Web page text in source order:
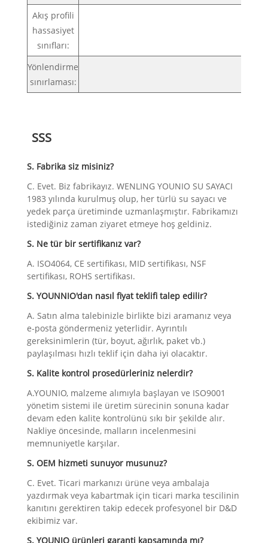
Akış profili
hassasiyet
sınıfları:
Yönlendirme
sınırlaması:
SSS
S. Fabrika siz misiniz?
C. Evet. Biz fabrikayız. WENLING YOUNIO SU SAYACI
1983 yılında kurulmuş olup, her türlü su sayacı ve
yedek parça üretiminde uzmanlaşmıştır. Fabrikamızı
istediğiniz zaman ziyaret etmeye hoş geldiniz.
S. Ne tür bir sertifikanız var?
A. ISO4064, CE sertifikası, MID sertifikası, NSF
sertifikası, ROHS sertifikası.
S. YOUNNIO'dan nasıl fiyat teklifi talep edilir?
A. Satın alma talebinizle birlikte bizi aramanız veya
e-posta göndermeniz yeterlidir. Ayrıntılı
gereksinimlerin (tür, boyut, ağırlık, paket vb.)
paylaşılması hızlı teklif için daha iyi olacaktır.
S. Kalite kontrol prosedürleriniz nelerdir?
A.YOUNIO, malzeme alımıyla başlayan ve ISO9001
yönetim sistemi ile üretim sürecinin sonuna kadar
devam eden kalite kontrolünü sıkı bir şekilde alır.
Nakliye öncesinde, malların incelenmesini
memnuniyetle karşılar.
S. OEM hizmeti sunuyor musunuz?
C. Evet. Ticari markanızı ürüne veya ambalaja
yazdırmak veya kabartmak için ticari marka tescilinin
kanıtını gerektiren takip edecek profesyonel bir D&D
ekibimiz var.
S. YOUNIO ürünleri garanti kapsamında mı?